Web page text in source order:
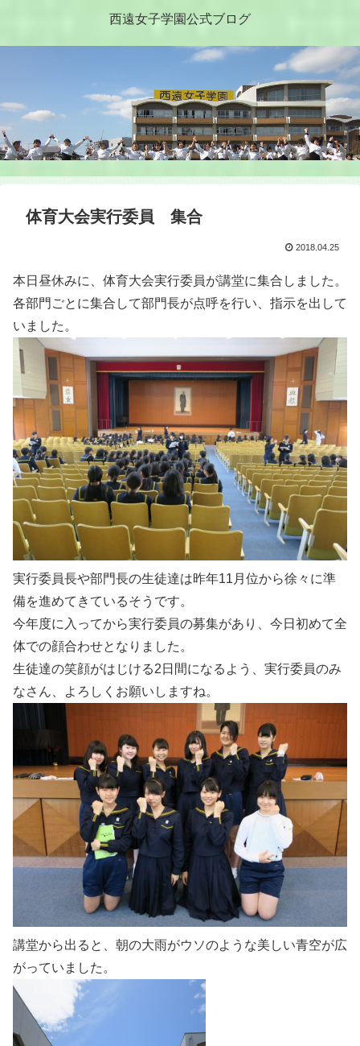
西遠女子学園公式ブログ
体育大会実行委員 集合
2018.04.25
本日昼休みに、体育大会実行委員が講堂に集合しました。
各部門ごとに集合して部門長が点呼を行い、指示を出して
いました。
実行委員長や部門長の生徒達は昨年11月位から徐々に準
備を進めてきているそうです。
今年度に入ってから実行委員の募集があり、今日初めて全
体での顔合わせとなりました。
生徒達の笑顔がはじける2日間になるよう、実行委員のみ
なさん、よろしくお願いしますね。
講堂から出ると、朝の大雨がウソのような美しい青空が広
がっていました。